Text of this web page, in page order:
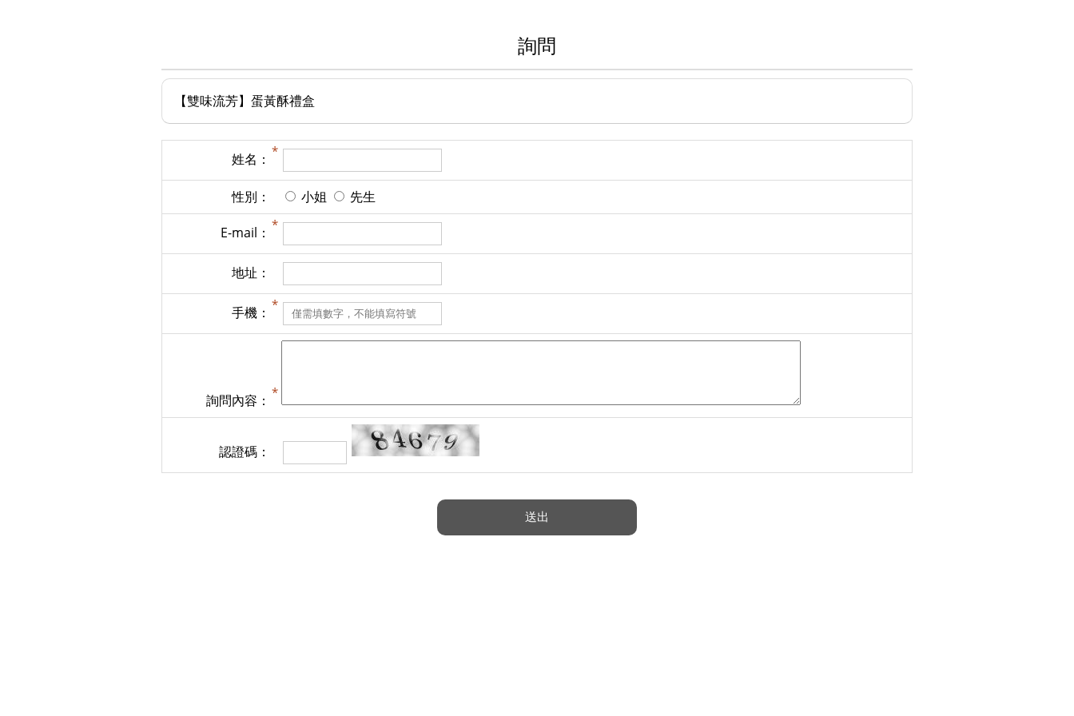
詢問
【雙味流芳】蛋黃酥禮盒
姓名：
性別： 小姐 先生
E-mail：
地址：
手機：
詢問內容：
認證碼：